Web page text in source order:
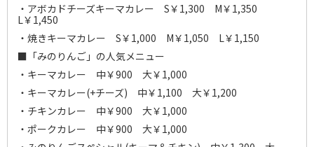
・アボカドチーズキーマカレー S￥1,300 M￥1,350
L￥1,450
・焼きキーマカレー S￥1,000 M￥1,050 L￥1,150
■「みのりんご」の人気メニュー
・キーマカレー 中￥900 大￥1,000
・キーマカレー(+チーズ) 中￥1,100 大￥1,200
・チキンカレー 中￥900 大￥1,000
・ポークカレー 中￥900 大￥1,000